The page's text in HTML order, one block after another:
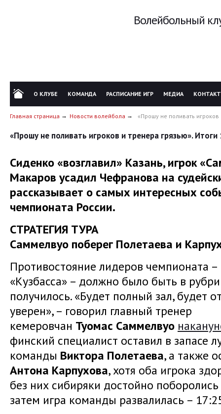
Волейбольный
О КЛУБЕ КОМАНДА РАСПИСАНИЕ ИГР МЕДИА
Главная страница Новости волейбола «Прошу не поливать игроков
«Прошу не поливать игроков и тренера грязью». Итоги
Сиденко «возглавил» Казань, игрок
Макаров усадил Чефранова на
рассказывает о самых интересных
чемпионата России.
СТРАТЕГИЯ ТУРА
Саммелвуо поберег Полетаева и
Противостояние лидеров чемпионата –
«Кузбасса» – должно было быть в
получилось. «Будет полный зал, будет
уверен», – говорил главный тренер
кемеровчан Туомас Саммелвуо
финский специалист оставил в запасе
команды Виктора Полетаева, а также
Антона Карпухова, хотя оба игрока
без них сибиряки достойно
затем игра команды развалилась –